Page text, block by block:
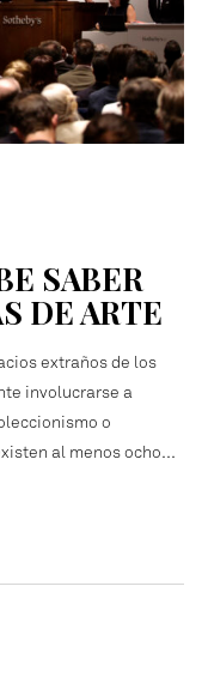
SABER
DE ARTE
extraños de los
involucrarse a
o
al menos ocho…